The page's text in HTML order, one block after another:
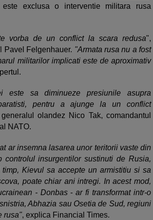
exclusa o interventie militara rusa
vorba de un conflict la scara redusa",
Pavel Felgenhauer. "Armata rusa nu a fost
militarilor implicati este de aproximativ
este sa diminueze presiunile asupra
pentru a ajunge la un conflict
olandez Nico Tak, comandantul
NATO.
ar insemna lasarea unor teritorii vaste din
controlul insurgentilor sustinuti de Rusia,
Kievul sa accepte un armistitiu si sa
poate chiar ani intregi. In acest mod,
- Donbas - ar fi transformat intr-o
Abhazia sau Osetia de Sud, regiuni
rusa", explica Financial Times.